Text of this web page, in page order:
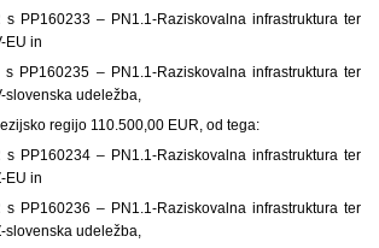
s PP160233 – PN1.1-Raziskovalna infrastruktura ter
EU in
s PP160235 – PN1.1-Raziskovalna infrastruktura ter
slovenska udeležba,
regijo 110.500,00 EUR, od tega:
s PP160234 – PN1.1-Raziskovalna infrastruktura ter
EU in
s PP160236 – PN1.1-Raziskovalna infrastruktura ter
slovenska udeležba,